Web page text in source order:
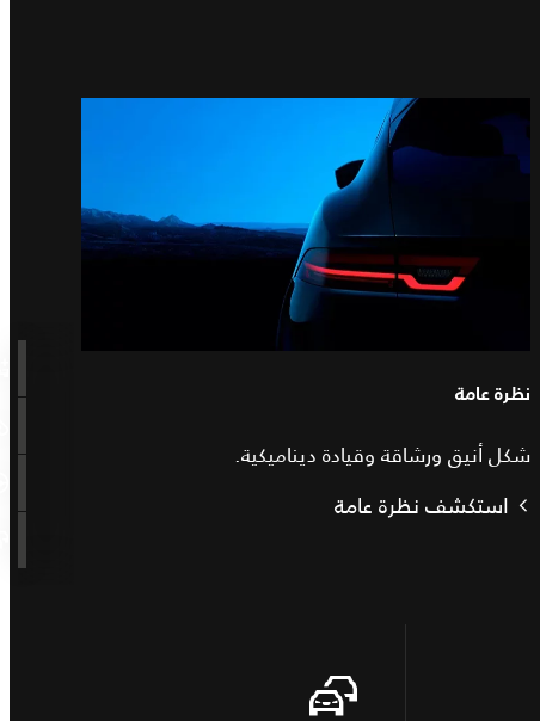
نظرة عامة
شكل أنيق ورشاقة وقيادة ديناميكية.
استكشف نظرة عامة